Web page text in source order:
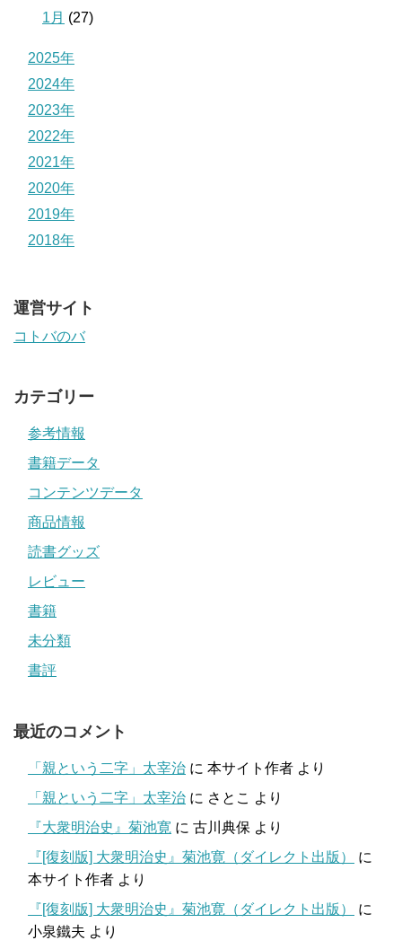
1月 (27)
2025年
2024年
2023年
2022年
2021年
2020年
2019年
2018年
運営サイト
コトバのバ
カテゴリー
参考情報
書籍データ
コンテンツデータ
商品情報
読書グッズ
レビュー
書籍
未分類
書評
最近のコメント
「親という二字」太宰治 に 本サイト作者 より
「親という二字」太宰治 に さとこ より
『大衆明治史』菊池寛 に 古川典保 より
『[復刻版] 大衆明治史』菊池寛（ダイレクト出版）
に
本サイト作者 より
『[復刻版] 大衆明治史』菊池寛（ダイレクト出版）
に
小泉鐵夫 より